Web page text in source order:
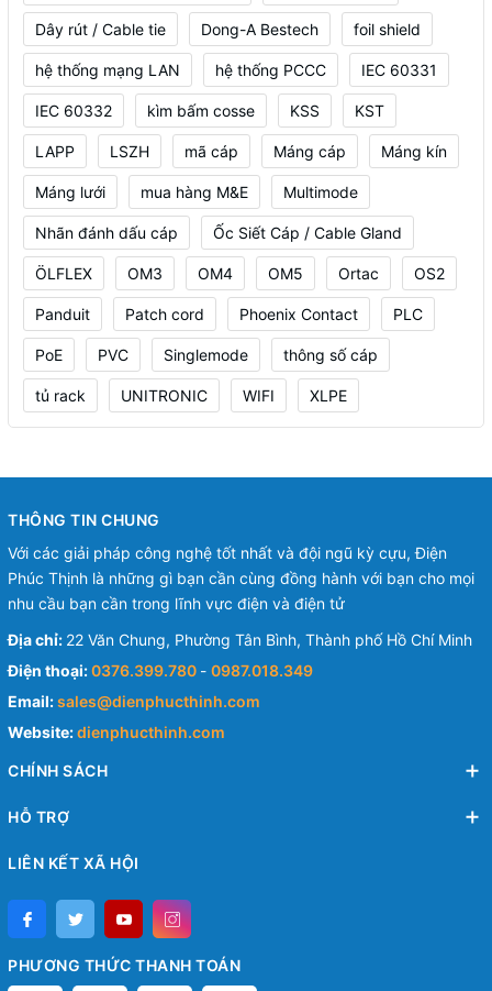
Dây rút / Cable tie Dong-A Bestech foil shield
hệ thống mạng LAN hệ thống PCCC IEC 60331
IEC 60332 kìm bấm cosse KSS KST
LAPP LSZH mã cáp Máng cáp Máng kín
Máng lưới mua hàng M&E Multimode
Nhãn đánh dấu cáp Ốc Siết Cáp / Cable Gland
ÖLFLEX OM3 OM4 OM5 Ortac OS2
Panduit Patch cord Phoenix Contact PLC
PoE PVC Singlemode thông số cáp
tủ rack UNITRONIC WIFI XLPE
THÔNG TIN CHUNG
Với các giải pháp công nghệ tốt nhất và đội ngũ kỳ cựu, Điện
Phúc Thịnh là những gì bạn cần cùng đồng hành với bạn cho mọi
nhu cầu bạn cần trong lĩnh vực điện và điện tử
Địa chỉ: 22 Văn Chung, Phường Tân Bình, Thành phố Hồ Chí Minh
Điện thoại:0376.399.780 - 0987.018.349
Email:sales@dienphucthinh.com
Website:dienphucthinh.com
CHÍNH SÁCH
HỖ TRỢ
LIÊN KẾT XÃ HỘI
PHƯƠNG THỨC THANH TOÁN